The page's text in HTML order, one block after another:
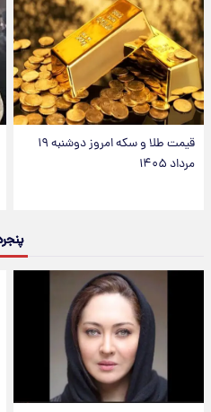
قیمت طلا و سکه امروز دوشنبه ۱۹
مرداد ۱۴۰۵
پنجره